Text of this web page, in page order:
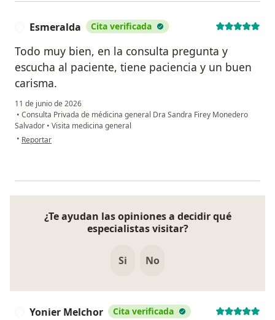
Esmeralda Cita verificada
Todo muy bien, en la consulta pregunta y
escucha al paciente, tiene paciencia y un buen
carisma.
11 de junio de 2026
• Consulta Privada de médicina general Dra Sandra Firey Monedero
Salvador • Visita medicina general
• en opinión del usuario Esmeralda
Reportar
¿Te ayudan las opiniones a decidir qué
especialistas visitar?
Si No
Yonier Melchor Cita verificada